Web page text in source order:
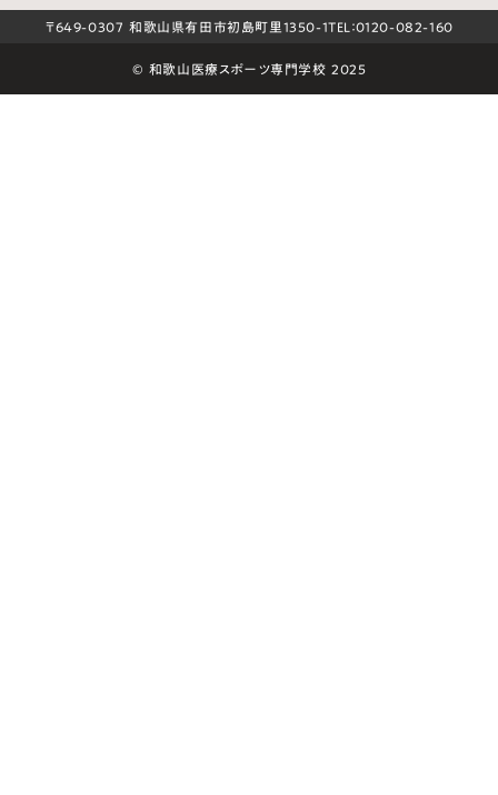
〒649-0307 和歌山県有田市初島町里1350-1TEL：0120-082-160
© 和歌山医療スポーツ専門学校 2025